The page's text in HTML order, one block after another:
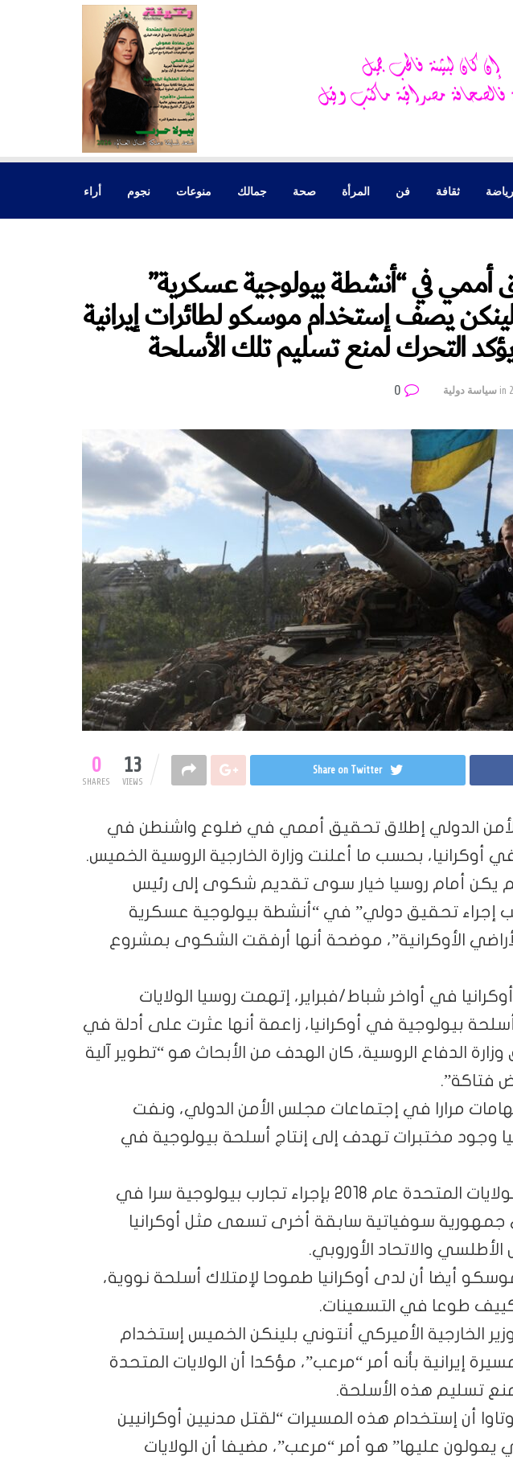
رياضة ثقافة فن المرأة صحة جمالك منوعات نجوم أراء
أممي في “أنشطة بيولوجية عسكرية”
يصف إستخدام موسكو لطائرات إيرانية
التحرك لمنع تسليم تلك الأسلحة
inسياسة دولية
0
SHARES 13
VIEWS
Share on Twitter
الدولي إطلاق تحقيق أممي في ضلوع واشنطن في
أوكرانيا، بحسب ما أعلنت وزارة الخارجية الروسية الخميس.
يكن أمام روسيا خيار سوى تقديم شكوى إلى رئيس
إجراء تحقيق دولي” في “أنشطة بيولوجية عسكرية
الأوكرانية”، موضحة أنها أرفقت الشكوى بمشروع
في أواخر شباط/فبراير، إتهمت روسيا الولايات
بيولوجية في أوكرانيا، زاعمة أنها عثرت على أدلة في
الدفاع الروسية، كان الهدف من الأبحاث هو “تطوير آلية
فتاكة”.
مرارا في إجتماعات مجلس الأمن الدولي، ونفت
وجود مختبرات تهدف إلى إنتاج أسلحة بيولوجية في
وسبق أن إتهمت روسيا الولايات المتحدة عام 2018 بإجراء تجارب بيولوجية سرا في
سوفياتية سابقة أخرى تسعى مثل أوكرانيا
والاتحاد الأوروبي.
أيضا أن لدى أوكرانيا طموحا لإمتلاك أسلحة نووية،
طوعا في التسعينات.
الخارجية الأميركي أنتوني بلينكن الخميس إستخدام
إيرانية بأنه أمر “مرعب”، مؤكدا أن الولايات المتحدة
تسليم هذه الأسلحة.
أن إستخدام هذه المسيرات “لقتل مدنيين أوكرانيين
يعولون عليها” هو أمر “مرعب”، مضيفا أن الولايات